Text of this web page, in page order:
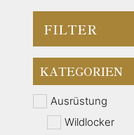
FILTER
KATEGORIEN
Ausrüstung
Wildlocker